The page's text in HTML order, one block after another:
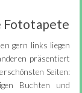
Fototapete
gern links liegen
präsentiert
Seiten:
Buchten und